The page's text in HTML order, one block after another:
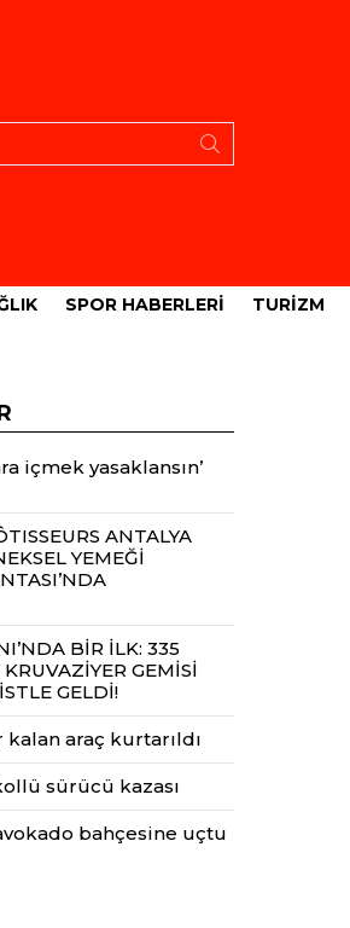
SPOR HABERLERI TURIZM
içmek yasaklansın’
ANTALYA
YEMEĞİ
BİR İLK: 335
GEMİSİ
GELDİ!
araç kurtarıldı
sürücü kazası
bahçesine uçtu